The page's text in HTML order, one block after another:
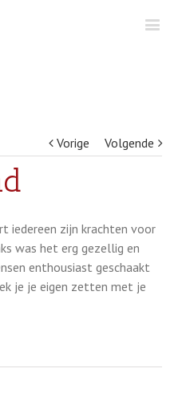
Vorige Volgende
iedereen zijn krachten voor
was het erg gezellig en
enthousiast geschaakt
je je eigen zetten met je